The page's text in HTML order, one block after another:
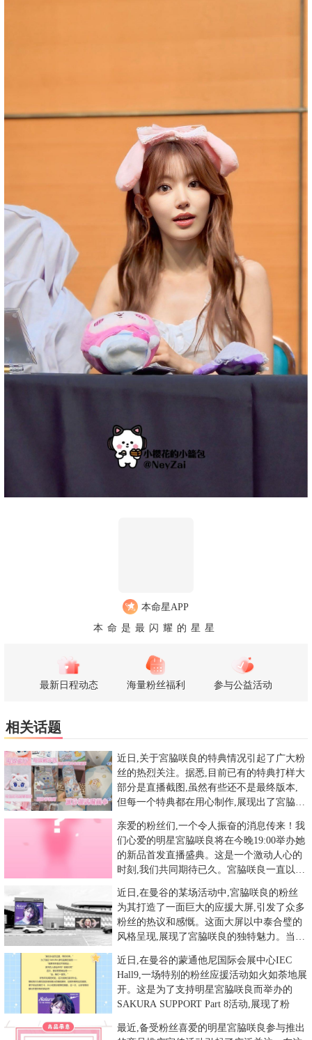
本命星APP
本命是最闪耀的星星
最新日程动态 海量粉丝福利 参与公益活动
相关话题
近日,关于宮脇咲良的特典情况引起了广大粉
丝的热烈关注。据悉,目前已有的特典打样大
部分是直播截图,虽然有些还不是最终版本,
但每一个特典都在用心制作,展现出了宮脇咲
亲爱的粉丝们,一个令人振奋的消息传来！我
们心爱的明星宮脇咲良将在今晚19:00举办她
的新品首发直播盛典。这是一个激动人心的
时刻,我们共同期待已久。宮脇咲良一直以其
近日,在曼谷的某场活动中,宮脇咲良的粉丝
为其打造了一面巨大的应援大屏,引发了众多
粉丝的热议和感慨。这面大屏以中泰合璧的
风格呈现,展现了宮脇咲良的独特魅力。当这
近日,在曼谷的蒙通他尼国际会展中心IEC
Hall9,一场特别的粉丝应援活动如火如荼地展
开。这是为了支持明星宮脇咲良而举办的
SAKURA SUPPORT Part 8活动,展现了粉
最近,备受粉丝喜爱的明星宮脇咲良参与推出